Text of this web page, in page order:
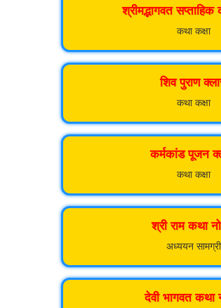
श्रीमद्भागवत
कथा कक्षा
शिव पुराण
कथा कक्षा
कर्मकांड पूजन
कथा कक्षा
श्री राम कथा
अध्ययन सामग्री
देवी भागवत कथा